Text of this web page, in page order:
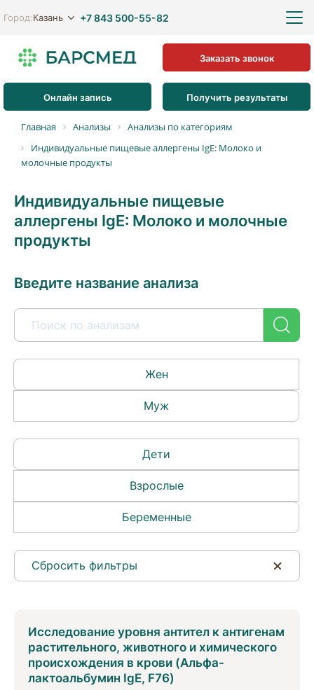
Город:Казань +7 843 500-55-82
Онлайн запись Получить результаты
Заказать звонок
Главная Анализы
Анализы по категориям
Индивидуальные пищевые аллергены IgE: Молоко и
молочные продукты
Индивидуальные пищевые
аллергены IgE: Молоко и молочные
продукты
Введите название анализа
Жен
Муж
Дети
Взрослые
Беременные
Сбросить фильтры
Исследование уровня антител к антигенам
растительного, животного и химического
происхождения в крови (Альфа-
лактоальбумин IgE, F76)